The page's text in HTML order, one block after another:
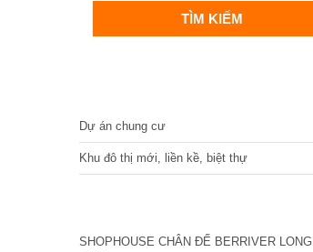
Dự án chung cư
Khu đô thị mới, liền kề, biệt thự
SHOPHOUSE CHÂN ĐẾ BERRIVER LONG